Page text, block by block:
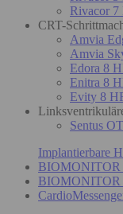
Rivacor
CRT-
Amvia
Amvia
Edora 8
Enitra 8
Evity 8
Sentus
Implantierbare
BIOMONITOR